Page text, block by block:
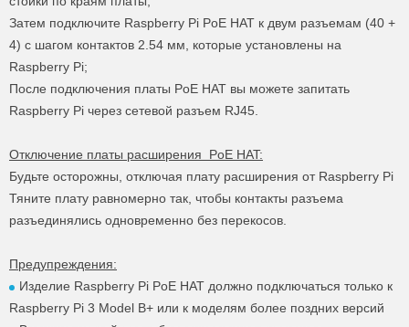
Затем подключите Raspberry Pi PoE HAT к двум разъемам (40 +
4) с шагом контактов 2.54 мм, которые установлены на
Raspberry Pi;
После подключения платы PoE HAT вы можете запитать
Raspberry Pi через сетевой разъем RJ45.
Отключение платы расширения PoE HAT:
Будьте осторожны, отключая плату расширения от Raspberry Pi
Тяните плату равномерно так, чтобы контакты разъема
разъединялись одновременно без перекосов.
Предупреждения:
Изделие Raspberry Pi PoE HAT должно подключаться только к
Raspberry Pi 3 Model B+ или к моделям более поздних версий